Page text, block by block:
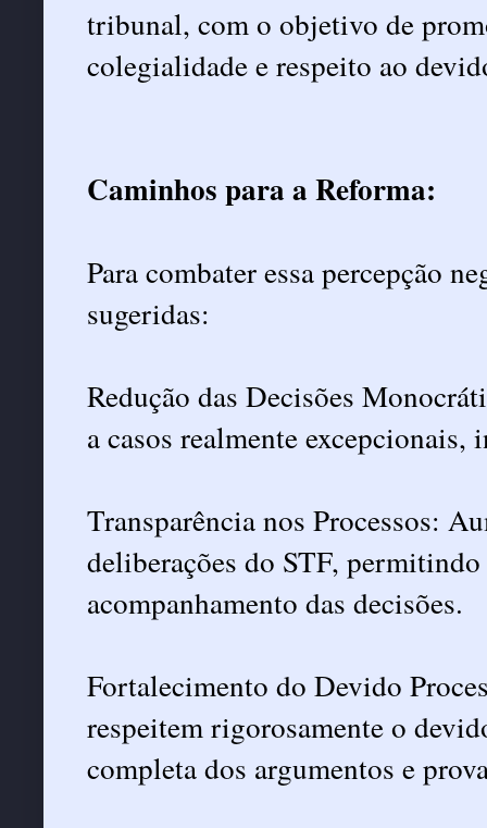
tribunal, com o objetivo de
colegialidade e respeito ao
Caminhos para a Reforma:
Para combater essa percepção
sugeridas:
Redução das Decisões
a casos realmente
Transparência nos Processos:
deliberações do STF,
acompanhamento das decisões.
Fortalecimento do Devido
respeitem rigorosamente o
completa dos argumentos e